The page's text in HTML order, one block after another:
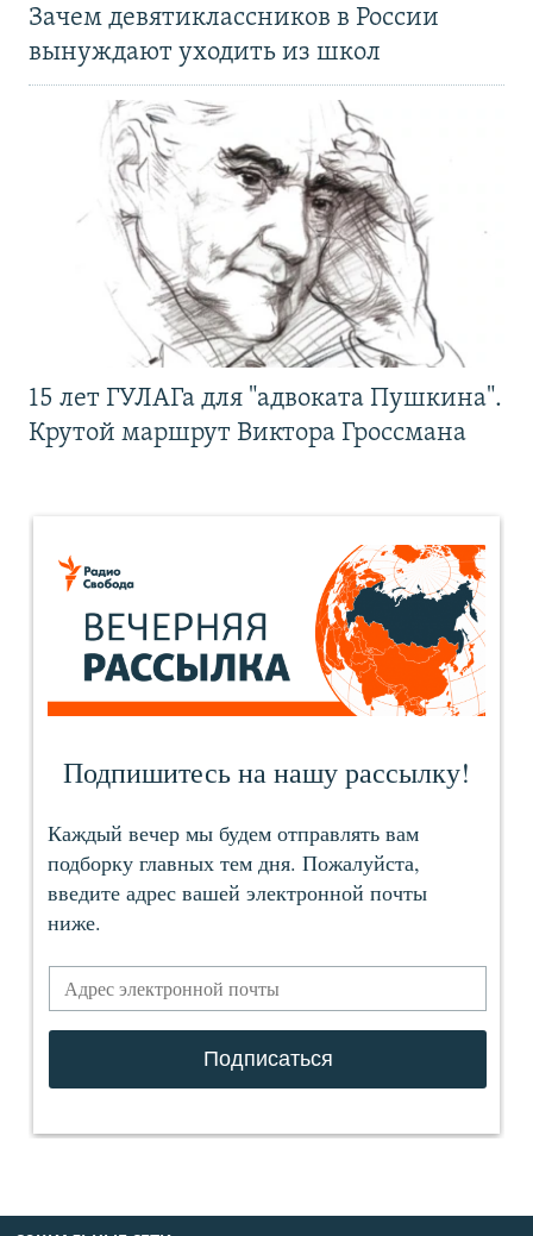
Зачем девятиклассников в России
вынуждают уходить из школ
15 лет ГУЛАГа для "адвоката Пушкина".
Крутой маршрут Виктора Гроссмана